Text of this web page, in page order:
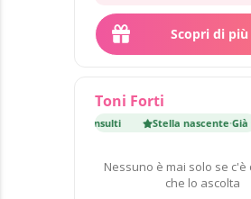
Scopri di più
Toni Forti
Già 1 800 consulti Stella nascente·Già 1
Nessuno è mai solo se c'è
che lo ascolta